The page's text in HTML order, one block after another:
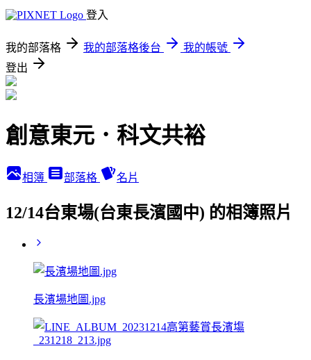
登入
我的部落格 我的部落格後台
我的帳號
登出
創意東元．科文共裕
相簿 部落格 名片
12/14台東場(台東長濱國中) 的相簿照片
長濱場地圖.jpg